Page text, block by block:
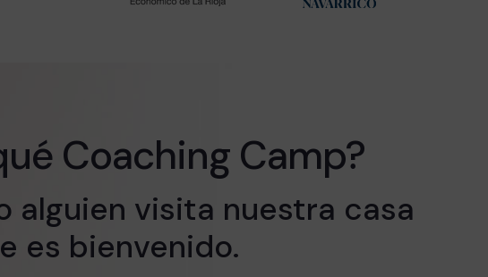
Coaching Camp?
alguien visita nuestra casa
es bienvenido.